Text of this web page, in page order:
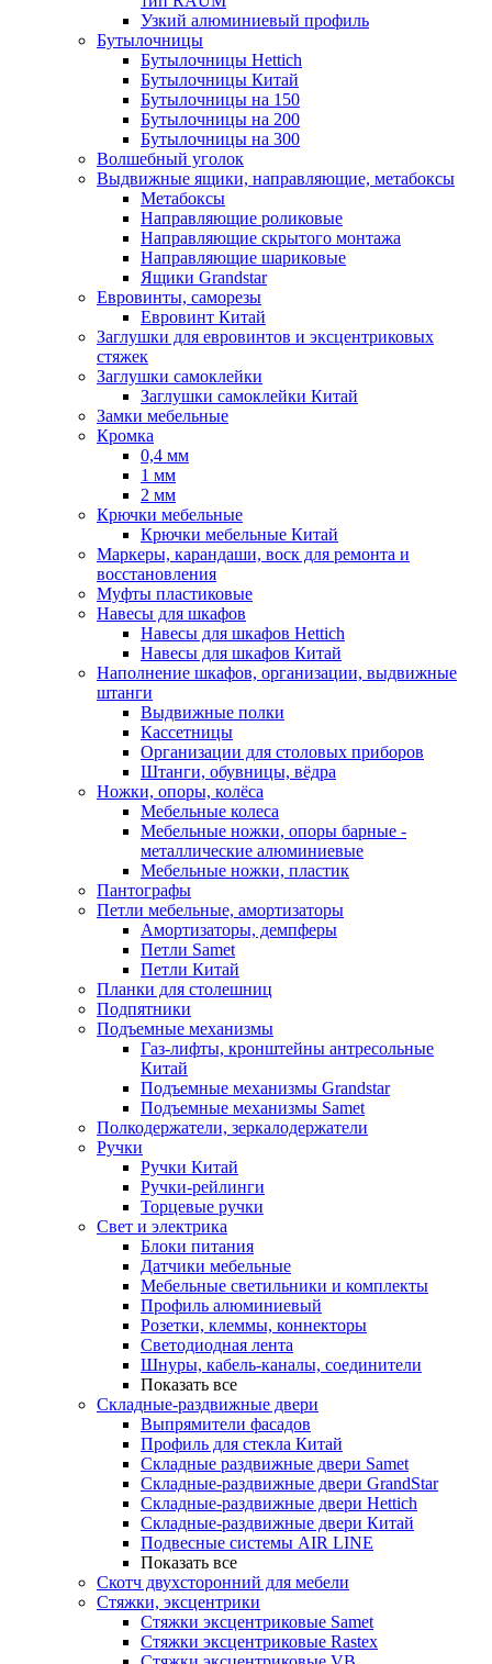
Узкий алюминиевый профиль
Бутылочницы
Бутылочницы Hettich
Бутылочницы Китай
Бутылочницы на 150
Бутылочницы на 200
Бутылочницы на 300
Волшебный уголок
Выдвижные ящики, направляющие, метабоксы
Метабоксы
Направляющие роликовые
Направляющие скрытого монтажа
Направляющие шариковые
Ящики Grandstar
Евровинты, саморезы
Евровинт Китай
Заглушки для евровинтов и эксцентриковых
стяжек
Заглушки самоклейки
Заглушки самоклейки Китай
Замки мебельные
Кромка
0,4 мм
1 мм
2 мм
Крючки мебельные
Крючки мебельные Китай
Маркеры, карандаши, воск для ремонта и
восстановления
Муфты пластиковые
Навесы для шкафов
Навесы для шкафов Hettich
Навесы для шкафов Китай
Наполнение шкафов, организации, выдвижные
штанги
Выдвижные полки
Кассетницы
Организации для столовых приборов
Штанги, обувницы, вёдра
Ножки, опоры, колёса
Мебельные колеса
Мебельные ножки, опоры барные -
металлические алюминиевые
Мебельные ножки, пластик
Пантографы
Петли мебельные, амортизаторы
Амортизаторы, демпферы
Петли Samet
Петли Китай
Планки для столешниц
Подпятники
Подъемные механизмы
Газ-лифты, кронштейны антресольные
Китай
Подъемные механизмы Grandstar
Подъемные механизмы Samet
Полкодержатели, зеркалодержатели
Ручки
Ручки Китай
Ручки-рейлинги
Торцевые ручки
Свет и электрика
Блоки питания
Датчики мебельные
Мебельные светильники и комплекты
Профиль алюминиевый
Розетки, клеммы, коннекторы
Светодиодная лента
Шнуры, кабель-каналы, соединители
Показать все
Складные-раздвижные двери
Выпрямители фасадов
Профиль для стекла Китай
Складные раздвижные двери Samet
Складные-раздвижные двери GrandStar
Складные-раздвижные двери Hettich
Складные-раздвижные двери Китай
Подвесные системы AIR LINE
Показать все
Скотч двухсторонний для мебели
Стяжки, эксцентрики
Cтяжки эксцентриковые Samet
Стяжки эксцентриковые Rastex